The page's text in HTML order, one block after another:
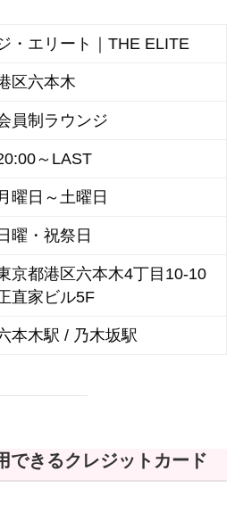
・エリート｜THE ELITE
区六本木
員制ラウンジ
～LAST
曜日～土曜日
日曜・祝祭日
京都港区六本木4丁目10-10
直家ビル5F
本木駅 / 乃木坂駅
できるクレジットカード